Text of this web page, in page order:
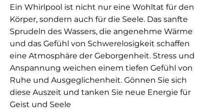
Ein Whirlpool ist nicht nur eine Wohltat für den
Körper, sondern auch für die Seele. Das sanfte
Sprudeln des Wassers, die angenehme Wärme
und das Gefühl von Schwerelosigkeit schaffen
eine Atmosphäre der Geborgenheit. Stress und
Anspannung weichen einem tiefen Gefühl von
Ruhe und Ausgeglichenheit. Gönnen Sie sich
diese Auszeit und tanken Sie neue Energie für
Geist und Seele